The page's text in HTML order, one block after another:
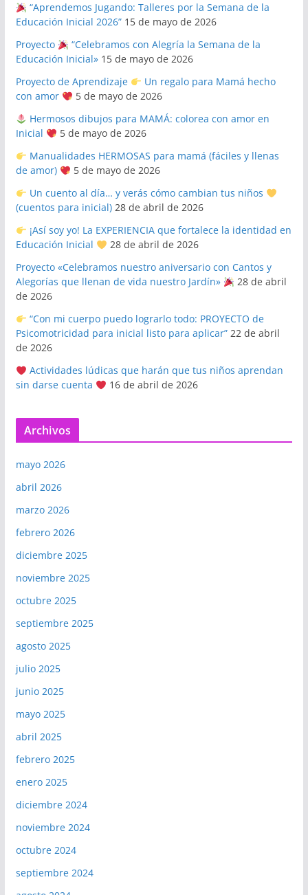
“Aprendemos Jugando: Talleres por la Semana de la
Educación Inicial 2026” 15 de mayo de 2026
Proyecto
“Celebramos con Alegría la Semana de la
Educación Inicial» 15 de mayo de 2026
Proyecto de Aprendizaje
Un regalo para Mamá hecho
con amor
5 de mayo de 2026
Hermosos dibujos para MAMÁ: colorea con amor en
Inicial
5 de mayo de 2026
Manualidades HERMOSAS para mamá (fáciles y llenas
de amor)
5 de mayo de 2026
Un cuento al día… y verás cómo cambian tus niños
(cuentos para inicial) 28 de abril de 2026
¡Así soy yo! La EXPERIENCIA que fortalece la identidad en
Educación Inicial
28 de abril de 2026
Proyecto «Celebramos nuestro aniversario con Cantos y
Alegorías que llenan de vida nuestro Jardín»
28 de abril
de 2026
“Con mi cuerpo puedo lograrlo todo: PROYECTO de
Psicomotricidad para inicial listo para aplicar” 22 de abril
de 2026
Actividades lúdicas que harán que tus niños aprendan
sin darse cuenta
16 de abril de 2026
Archivos
mayo 2026
abril 2026
marzo 2026
febrero 2026
diciembre 2025
noviembre 2025
octubre 2025
septiembre 2025
agosto 2025
julio 2025
junio 2025
mayo 2025
abril 2025
febrero 2025
enero 2025
diciembre 2024
noviembre 2024
octubre 2024
septiembre 2024